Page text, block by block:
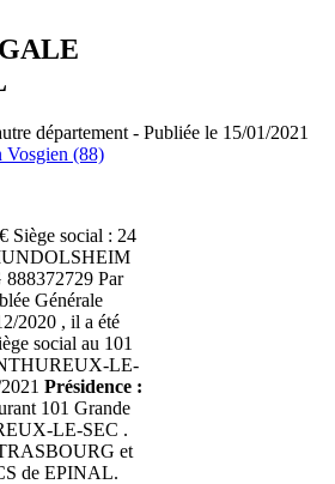
département - Publiée le 15/01/2021
Vosgien (88)
Siège social : 24
Par
Générale
2020 , il a été
social au 101
LE-
Présidence :
101 Grande
LE-SEC .
et
de EPINAL.